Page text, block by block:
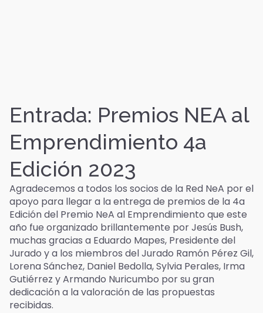
Entrada: Premios NEA al
Emprendimiento 4a
Edición 2023
Agradecemos a todos los socios de la Red NeA por el
apoyo para llegar a la entrega de premios de la 4a
Edición del Premio NeA al Emprendimiento que este
año fue organizado brillantemente por Jesús Bush,
muchas gracias a Eduardo Mapes, Presidente del
Jurado y a los miembros del Jurado Ramón Pérez Gil,
Lorena Sánchez, Daniel Bedolla, Sylvia Perales, Irma
Gutiérrez y Armando Nuricumbo por su gran
dedicación a la valoración de las propuestas
recibidas.